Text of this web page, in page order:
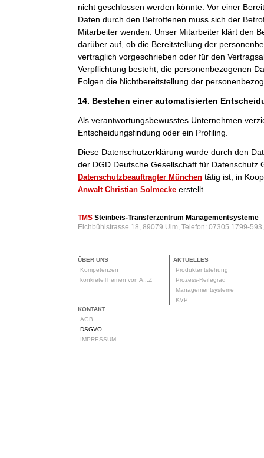
nicht geschlossen werden könnte. Vor einer
Daten durch den Betroffenen muss sich der
Mitarbeiter wenden. Unser Mitarbeiter klärt den
darüber auf, ob die Bereitstellung der
vertraglich vorgeschrieben oder für den
Verpflichtung besteht, die personenbezogenen
Folgen die Nichtbereitstellung der
14. Bestehen einer automatisierten
Als verantwortungsbewusstes Unternehmen
Entscheidungsfindung oder ein Profiling.
Diese Datenschutzerklärung wurde durch den
der DGD Deutsche Gesellschaft für Datenschutz
Datenschutzbeauftragter München tätig ist, in
Anwalt Christian Solmecke erstellt.
TMS Steinbeis-Transferzentrum Managementsysteme
Eichbühlstrasse 18, 89079 Ulm, Telefon: 07305 1799-
ÜBER UNS
Kompetenzen
konkreteThemen von A...Z
AKTUELLES
Produktentstehung
Prozess-Reifegrad
Managementsysteme
KVP
KONTAKT
AGB
DSGVO
IMPRESSUM